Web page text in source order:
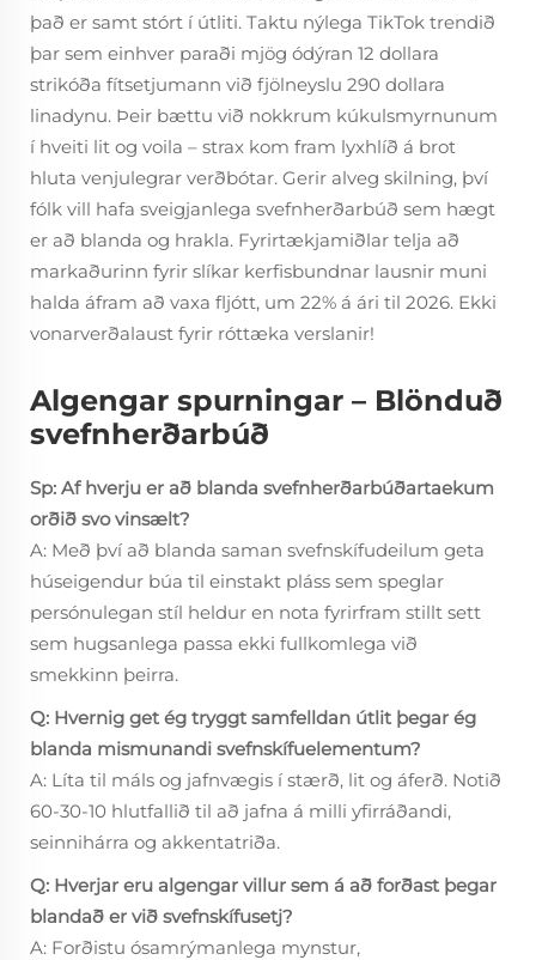
það er samt stórt í útliti. Taktu nýlega TikTok trendið
þar sem einhver paraði mjög ódýran 12 dollara
strikóða fítsetjumann við fjölneyslu 290 dollara
linadynu. Þeir bættu við nokkrum kúkulsmyrnunum
í hveiti lit og voila – strax kom fram lyxhlíð á brot
hluta venjulegrar verðbótar. Gerir alveg skilning, því
fólk vill hafa sveigjanlega svefnherðarbúð sem hægt
er að blanda og hrakla. Fyrirtækjamiðlar telja að
markaðurinn fyrir slíkar kerfisbundnar lausnir muni
halda áfram að vaxa fljótt, um 22% á ári til 2026. Ekki
vonarverðalaust fyrir róttæka verslanir!
Algengar spurningar – Blönduð
svefnherðarbúð
Sp: Af hverju er að blanda svefnherðarbúðartaekum
orðið svo vinsælt?
A: Með því að blanda saman svefnskífudeilum geta
húseigendur búa til einstakt pláss sem speglar
persónulegan stíl heldur en nota fyrirfram stillt sett
sem hugsanlega passa ekki fullkomlega við
smekkinn þeirra.
Q: Hvernig get ég tryggt samfelldan útlit þegar ég
blanda mismunandi svefnskífuelementum?
A: Líta til máls og jafnvægis í stærð, lit og áferð. Notið
60-30-10 hlutfallið til að jafna á milli yfirráðandi,
seinnihárra og akkentatriða.
Q: Hverjar eru algengar villur sem á að forðast þegar
blandað er við svefnskífusetj?
A: Forðistu ósamrýmanlega mynstur,